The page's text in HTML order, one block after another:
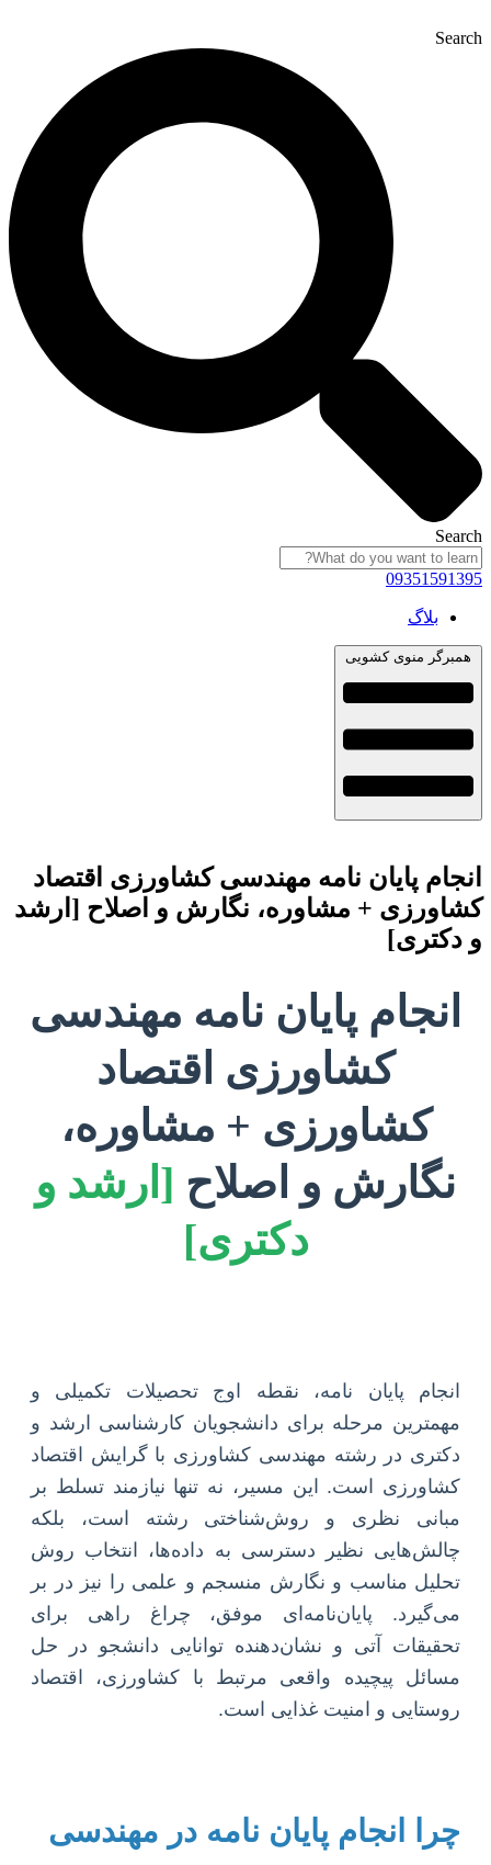
Search
Search
09351591395
بلاگ
همبرگر منوی کشویی
انجام پایان نامه مهندسی کشاورزی اقتصاد
کشاورزی + مشاوره، نگارش و اصلاح [ارشد
و دکتری]
انجام پایان نامه مهندسی
کشاورزی اقتصاد
کشاورزی + مشاوره،
نگارش و اصلاح [ارشد و
دکتری]
انجام پایان نامه، نقطه اوج تحصیلات تکمیلی و
مهمترین مرحله برای دانشجویان کارشناسی ارشد و
دکتری در رشته مهندسی کشاورزی با گرایش اقتصاد
کشاورزی است. این مسیر، نه تنها نیازمند تسلط بر
مبانی نظری و روش‌شناختی رشته است، بلکه
چالش‌هایی نظیر دسترسی به داده‌ها، انتخاب روش
تحلیل مناسب و نگارش منسجم و علمی را نیز در بر
می‌گیرد. پایان‌نامه‌ای موفق، چراغ راهی برای
تحقیقات آتی و نشان‌دهنده توانایی دانشجو در حل
مسائل پیچیده واقعی مرتبط با کشاورزی، اقتصاد
روستایی و امنیت غذایی است.
چرا انجام پایان نامه در مهندسی